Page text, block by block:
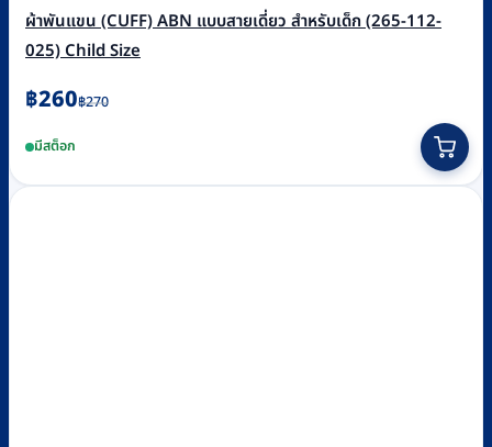
ผ้าพันแขน (CUFF) ABN แบบสายเดี่ยว สำหรับเด็ก (265-112-
025) Child Size
฿270
Original
was:
฿270.
฿260
Current
is:
฿260.
มีสต็อก